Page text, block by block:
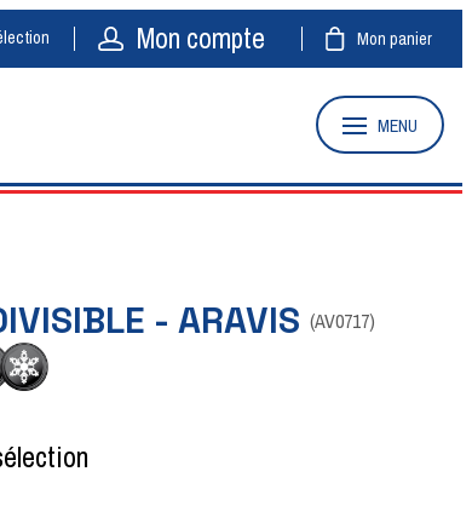
Mon compte Mon panier
MENU
- ARAVIS (AV0717)